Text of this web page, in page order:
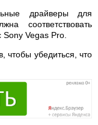
драйверы для
соответствовать
Vegas Pro.
чтобы убедиться, что